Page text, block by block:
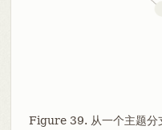
Figure 39. 从一个主题分